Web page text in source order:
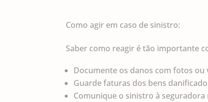
Como agir em caso de sinistro:
Saber como reagir é tão importante
Documente os danos com fotos ou
Guarde faturas dos bens
Comunique o sinistro à